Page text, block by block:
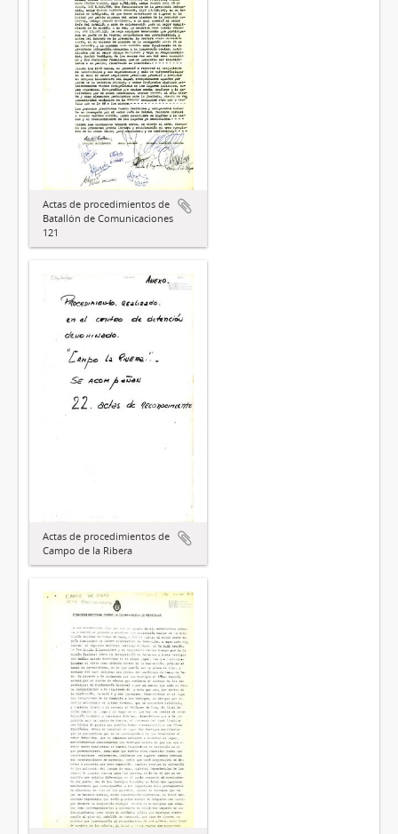
Actas de procedimientos de
Batallón de Comunicaciones
121
Actas de procedimientos de
Campo de la Ribera